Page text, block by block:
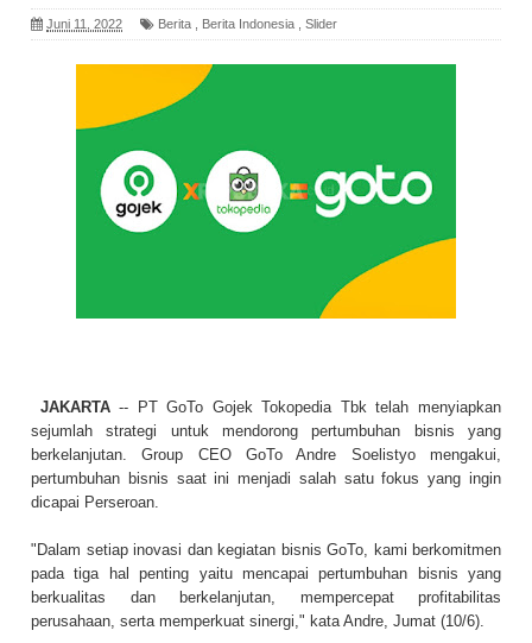
Juni 11, 2022 Berita Berita Indonesia Slider
JAKARTA-- PT GoTo Gojek Tokopedia Tbk telah menyiapkan
sejumlah strategi untuk mendorong pertumbuhan bisnis yang
berkelanjutan. Group CEO GoTo Andre Soelistyo mengakui,
pertumbuhan bisnis saat ini menjadi salah satu fokus yang ingin
dicapai Perseroan.
"Dalam setiap inovasi dan kegiatan bisnis GoTo, kami berkomitmen
pada tiga hal penting yaitu mencapai pertumbuhan bisnis yang
berkualitas dan berkelanjutan, mempercepat profitabilitas
perusahaan, serta memperkuat sinergi," kata Andre, Jumat (10/6).